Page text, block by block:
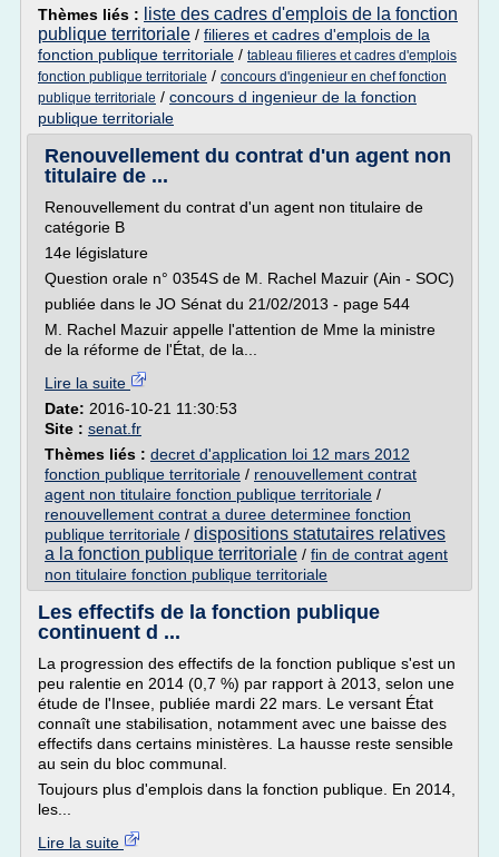
Thèmes liés :
liste des cadres d'emplois de la fonction
publique territoriale / filieres et cadres d'emplois de la
fonction publique territoriale / tableau filieres et cadres d'emplois
fonction publique territoriale / concours d'ingenieur en chef fonction
publique territoriale / concours d ingenieur de la fonction
publique territoriale
Renouvellement du contrat d'un agent non
titulaire de ...
Renouvellement du contrat d'un agent non titulaire de
catégorie B
14e législature
Question orale n° 0354S de M. Rachel Mazuir (Ain - SOC)
publiée dans le JO Sénat du 21/02/2013 - page 544
M. Rachel Mazuir appelle l'attention de Mme la ministre
de la réforme de l'État, de la...
Lire la suite
Date: 2016-10-21 11:30:53
Site : senat.fr
Thèmes liés : decret d'application loi 12 mars 2012
fonction publique territoriale / renouvellement contrat
agent non titulaire fonction publique territoriale /
renouvellement contrat a duree determinee fonction
publique territoriale / dispositions statutaires relatives
a la fonction publique territoriale / fin de contrat agent
non titulaire fonction publique territoriale
Les effectifs de la fonction publique
continuent d ...
La progression des effectifs de la fonction publique s'est un
peu ralentie en 2014 (0,7 %) par rapport à 2013, selon une
étude de l'Insee, publiée mardi 22 mars. Le versant État
connaît une stabilisation, notamment avec une baisse des
effectifs dans certains ministères. La hausse reste sensible
au sein du bloc communal.
Toujours plus d'emplois dans la fonction publique. En 2014,
les...
Lire la suite